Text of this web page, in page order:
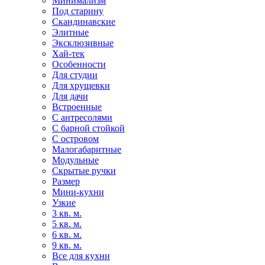
Под старину
Скандинавские
Элитные
Эксклюзивные
Хай-тек
Особенности
Для студии
Для хрущевки
Для дачи
Встроенные
С антресолями
С барной стойкой
С островом
Малогабаритные
Модульные
Скрытые ручки
Размер
Мини-кухни
Узкие
3 кв. м.
5 кв. м.
6 кв. м.
9 кв. м.
Все для кухни